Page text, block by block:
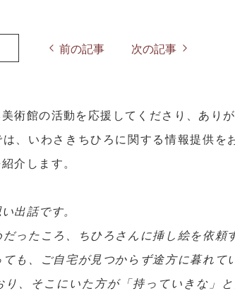
前の記事 次の記事
術館の活動を応援してくださり、ありが
、いわさきちひろに関する情報提供
介します。
出話です。
ったころ、ちひろさんに挿し絵を依
も、ご自宅が見つからず途方に暮れ
り、そこにいた方が「持っていきな」